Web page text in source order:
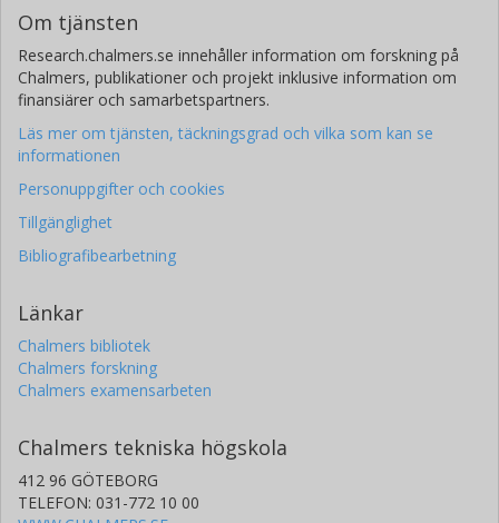
Om tjänsten
Research.chalmers.se innehåller information om forskning på
Chalmers, publikationer och projekt inklusive information om
finansiärer och samarbetspartners.
Läs mer om tjänsten, täckningsgrad och vilka som kan se
informationen
Personuppgifter och cookies
Tillgänglighet
Bibliografibearbetning
Länkar
Chalmers bibliotek
Chalmers forskning
Chalmers examensarbeten
Chalmers tekniska högskola
412 96 GÖTEBORG
TELEFON: 031-772 10 00